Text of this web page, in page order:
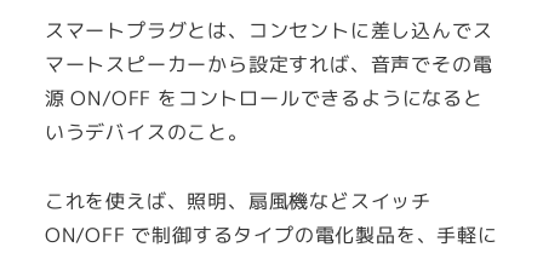
スマートプラグとは、コンセントに差し込んでス
マートスピーカーから設定すれば、音声でその電
源 ON/OFF をコントロールできるようになると
いうデバイスのこと。
これを使えば、照明、扇風機などスイッチ
ON/OFF で制御するタイプの電化製品を、手軽に